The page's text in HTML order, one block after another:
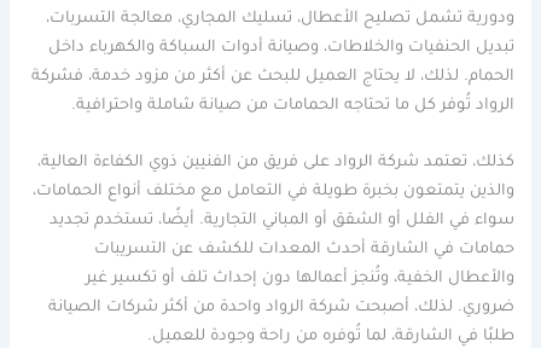
ودورية تشمل تصليح الأعطال، تسليك المجاري، معالجة التسربات،
تبديل الحنفيات والخلاطات، وصيانة أدوات السباكة والكهرباء داخل
الحمام. لذلك، لا يحتاج العميل للبحث عن أكثر من مزود خدمة، فشركة
الرواد تُوفر كل ما تحتاجه الحمامات من صيانة شاملة واحترافية.
كذلك، تعتمد شركة الرواد على فريق من الفنيين ذوي الكفاءة العالية،
والذين يتمتعون بخبرة طويلة في التعامل مع مختلف أنواع الحمامات،
سواء في الفلل أو الشقق أو المباني التجارية. أيضًا، تستخدم تجديد
حمامات في الشارقة أحدث المعدات للكشف عن التسريبات
والأعطال الخفية، وتُنجز أعمالها دون إحداث تلف أو تكسير غير
ضروري. لذلك، أصبحت شركة الرواد واحدة من أكثر شركات الصيانة
طلبًا في الشارقة، لما تُوفره من راحة وجودة للعميل.